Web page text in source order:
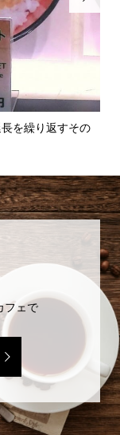
を繰り返すその
フェで